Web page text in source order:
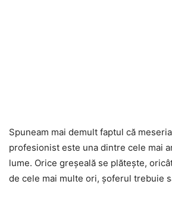
Spuneam mai demult faptul că
profesionist este una dintre cele mai
lume. Orice greșeală se plătește,
de cele mai multe ori, șoferul trebuie